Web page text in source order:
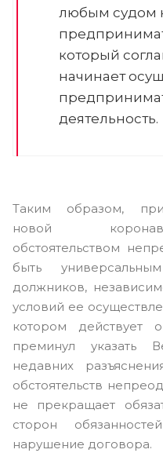
любым судом
который
начинает
деятельность.
Таким образом,
новой
обстоятельством
быть
должников,
условий ее
котором
преминул указать
недавних
обстоятельств
не прекращает
сторон
нарушение договора.